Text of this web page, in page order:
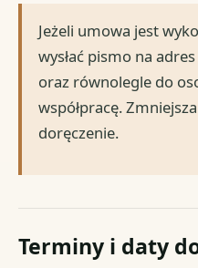
Jeżeli umowa jest
wysłać pismo na
oraz równolegle do
współpracę.
doręczenie.
Terminy i daty